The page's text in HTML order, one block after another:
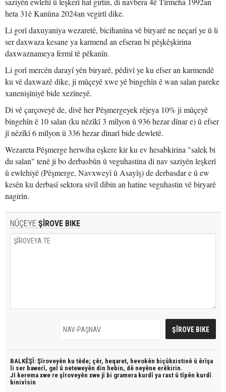
heta 31ê Kanûna 2024an vegirtî dike.
Li gorî daxuyaniya wezaretê, bicihanîna vê biryarê ne neçarî ye û li
ser daxwaza kesane ya karmend an efseran bi pêşkêşkirina
daxwaznameya fermî tê pêkanîn.
Li gorî mercên darayî yên biryarê, pêdivî ye ku efser an karmendê
ku vê daxwazê dike, ji mûçeyê xwe yê bingehîn ê wan salan pareke
xanenişîniyê bide xezîneyê.
Di vê çarçoveyê de, divê her Pêşmergeyek rêjeya 10% ji mûçeyê
bingehîn ê 10 salan (ku nêzîkî 3 mîlyon û 936 hezar dînar e) û efser
jî nêzîkî 6 mîlyon û 336 hezar dînarî bide dewletê.
Wezareta Pêşmerge herwiha eşkere kir ku ev hesabkirina "salek bi
du salan" tenê ji bo derbasbûn û veguhastina di nav saziyên leşkerî
û ewlehiyê (Pêşmerge, Navxweyî û Asayîş) de derbasdar e û ew
kesên ku derbasî sektora sivîl dibin an hatine veguhastin vê biryarê
nagirin.
NÛÇEYE ŞÎROVE BIKE
BALKÊŞÎ: Şîroveyên ku têde; çêr, heqaret, hevokên biçûkxistinê û êrîşa
li ser bawerî, gel û neteweyên din hebin, dê neyêne erêkirin.
JI kerema xwe re şîroveyên xwe jî bi gramera kurdî ya rast û tîpên kurdî
binivîsin